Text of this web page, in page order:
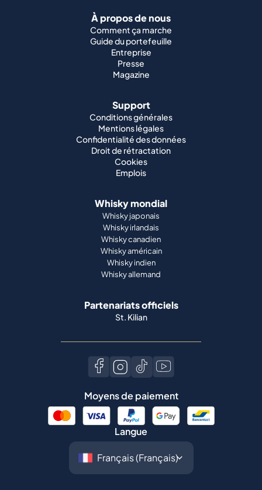
À propos de nous
Comment ça marche
Guide du portefeuille
Entreprise
Presse
Magazine
Support
Conditions générales
Mentions légales
Confidentialité des données
Droit de rétractation
Cookies
Emplois
Whisky mondial
Whisky japonais
Whisky irlandais
Whisky canadien
Whisky américain
Whisky indien
Whisky allemand
Partenariats officiels
St. Kilian
Moyens de paiement
Langue